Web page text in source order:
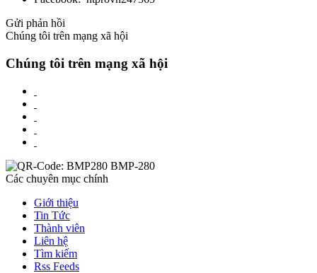
Gửi phản hồi
Chúng tôi trên mạng xã hội
Chúng tôi trên mạng xã hội
Các chuyên mục chính
Giới thiệu
Tin Tức
Thành viên
Liên hệ
Tìm kiếm
Rss Feeds